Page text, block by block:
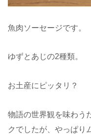
魚肉ソーセージです。
ゆずとあじの2種類。
お土産にピッタリ？
物語の世界観を味わう
クでしたが、やっぱり